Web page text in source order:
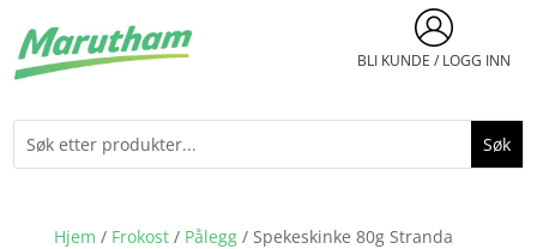
BLI KUNDE / LOGG INN
Hjem / Frokost/ Pålegg/ Spekeskinke 80g Stranda